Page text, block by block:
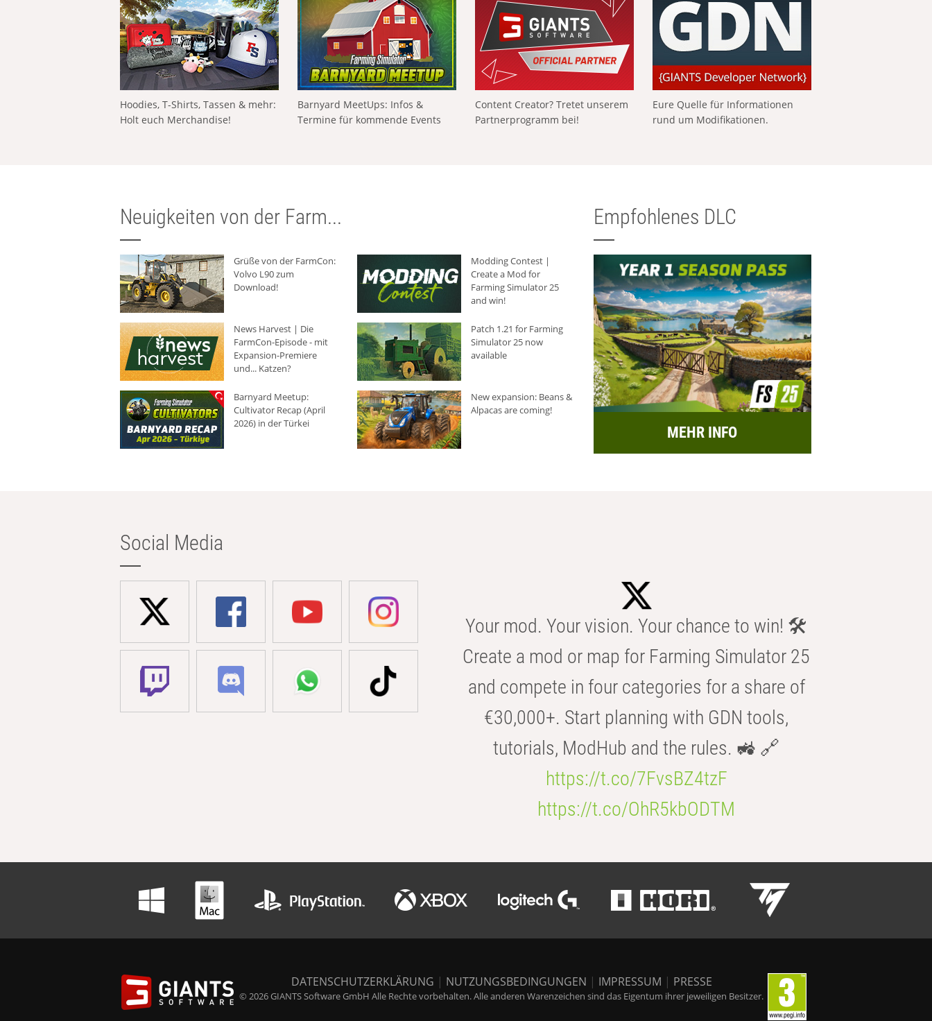
Hoodies, T-Shirts, Tassen & mehr:
Holt euch Merchandise!
Barnyard MeetUps: Infos &
Termine für kommende Events
Content Creator? Tretet unserem
Partnerprogramm bei!
Eure Quelle für Informationen
rund um Modifikationen.
Neuigkeiten von der Farm...
Grüße von der FarmCon:
Volvo L90 zum
Download!
Modding Contest |
Create a Mod for
Farming Simulator 25
and win!
News Harvest | Die
FarmCon-Episode - mit
Expansion-Premiere
und... Katzen?
Patch 1.21 for Farming
Simulator 25 now
available
Barnyard Meetup:
Cultivator Recap (April
2026) in der Türkei
New expansion: Beans &
Alpacas are coming!
Empfohlenes DLC
MEHR INFO
Social Media
Your mod. Your vision. Your chance to win! 🛠️
Create a mod or map for Farming Simulator 25
and compete in four categories for a share of
€30,000+. Start planning with GDN tools,
tutorials, ModHub and the rules. 🚜 🔗
https://t.co/7FvsBZ4tzF
https://t.co/OhR5kbODTM
DATENSCHUTZERKLÄRUNG | NUTZUNGSBEDINGUNGEN | IMPRESSUM | PRESSE
© 2026 GIANTS Software GmbH Alle Rechte vorbehalten. Alle anderen Warenzeichen sind das Eigentum ihrer jeweiligen Besitzer.